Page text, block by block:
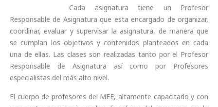
Cada asignatura tiene un Profesor
Responsable de Asignatura que esta encargado de organizar,
coordinar, evaluar y supervisar la asignatura, de manera que
se cumplan los objetivos y contenidos planteados en cada
una de ellas. Las clases son realizadas tanto por el Profesor
Responsable de Asignatura así como por Profesores
especialistas del más alto nivel.
El cuerpo de profesores del MEE, altamente capacitado y con